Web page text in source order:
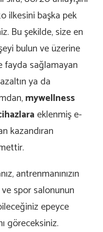
ilkesini başka pek
Bu şekilde, size en
bulun ve üzerine
fayda sağlamayan
ya da
mywellness
eklenmiş e-
kazandıran
antrenmanınızın
spor salonunun
epeyce
göreceksiniz.